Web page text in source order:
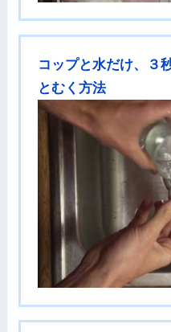
コップと水だけ、３
とむく方法